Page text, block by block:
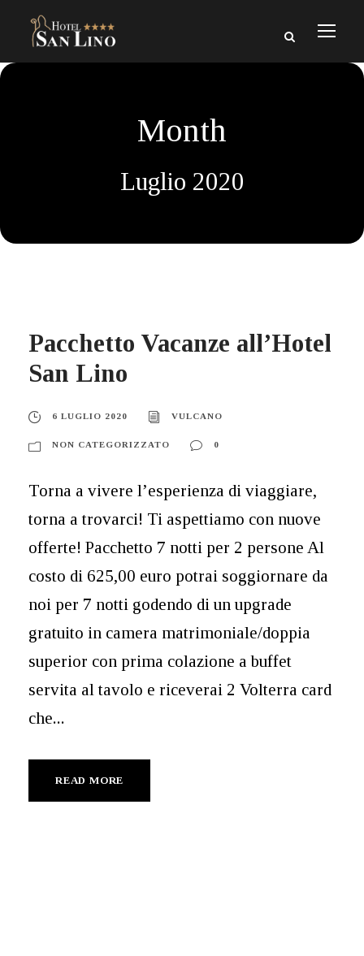
Month
Luglio 2020
Pacchetto Vacanze all’Hotel
San Lino
6 LUGLIO 2020 VULCANO
NON CATEGORIZZATO 0
Torna a vivere l’esperienza di viaggiare,
torna a trovarci! Ti aspettiamo con nuove
offerte! Pacchetto 7 notti per 2 persone Al
costo di 625,00 euro potrai soggiornare da
noi per 7 notti godendo di un upgrade
gratuito in camera matrimoniale/doppia
superior con prima colazione a buffet
servita al tavolo e riceverai 2 Volterra card
che...
READ MORE